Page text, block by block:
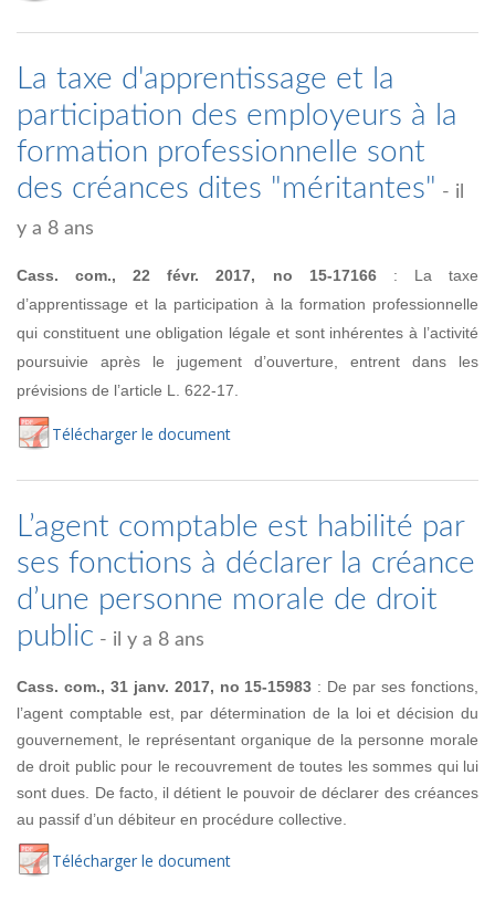
La taxe d'apprentissage et la
participation des employeurs à la
formation professionnelle sont
des créances dites "méritantes" - il
y a 8 ans
Cass. com., 22 févr. 2017, no 15-17166: La taxe
d’apprentissage et la participation à la formation professionnelle
qui constituent une obligation légale et sont inhérentesà l’activité
poursuivie après le jugement d’ouverture, entrent dans les
prévisions de l’article L. 622-17.
Télécharger le document
L’agent comptable est habilité par
ses fonctions à déclarer la créance
d’une personne morale de droit
public - il y a 8 ans
Cass. com., 31 janv. 2017, no 15-15983 : De par ses fonctions,
l’agent comptable est, par détermination de la loi et décision du
gouvernement, le représentant organique de la personne morale
de droit public pour le recouvrement de toutes les sommes qui lui
sont dues. De facto, il détient le pouvoir de déclarer des créances
au passif d’un débiteur en procédure collective.
Télécharger le document